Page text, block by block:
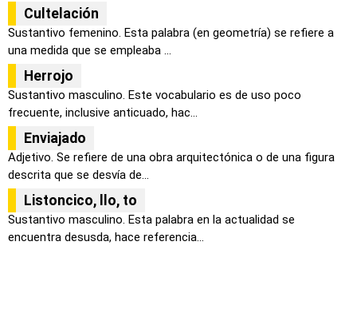
Cultelación
Sustantivo femenino. Esta palabra (en geometría) se refiere a
una medida que se empleaba ...
Herrojo
Sustantivo masculino. Este vocabulario es de uso poco
frecuente, inclusive anticuado, hac...
Enviajado
Adjetivo. Se refiere de una obra arquitectónica o de una figura
descrita que se desvía de...
Listoncico, llo, to
Sustantivo masculino. Esta palabra en la actualidad se
encuentra desusda, hace referencia...